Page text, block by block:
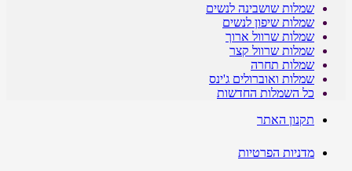
שמלות שושבינה לנשים
שמלות שיפון לנשים
שמלות שרוול ארוך
שמלות שרוול קצר
שמלות תחרה
שמלות ואוברולים ג'ינס
כל השמלות החדשות
תקנון האתר
מדניות הפרטיות